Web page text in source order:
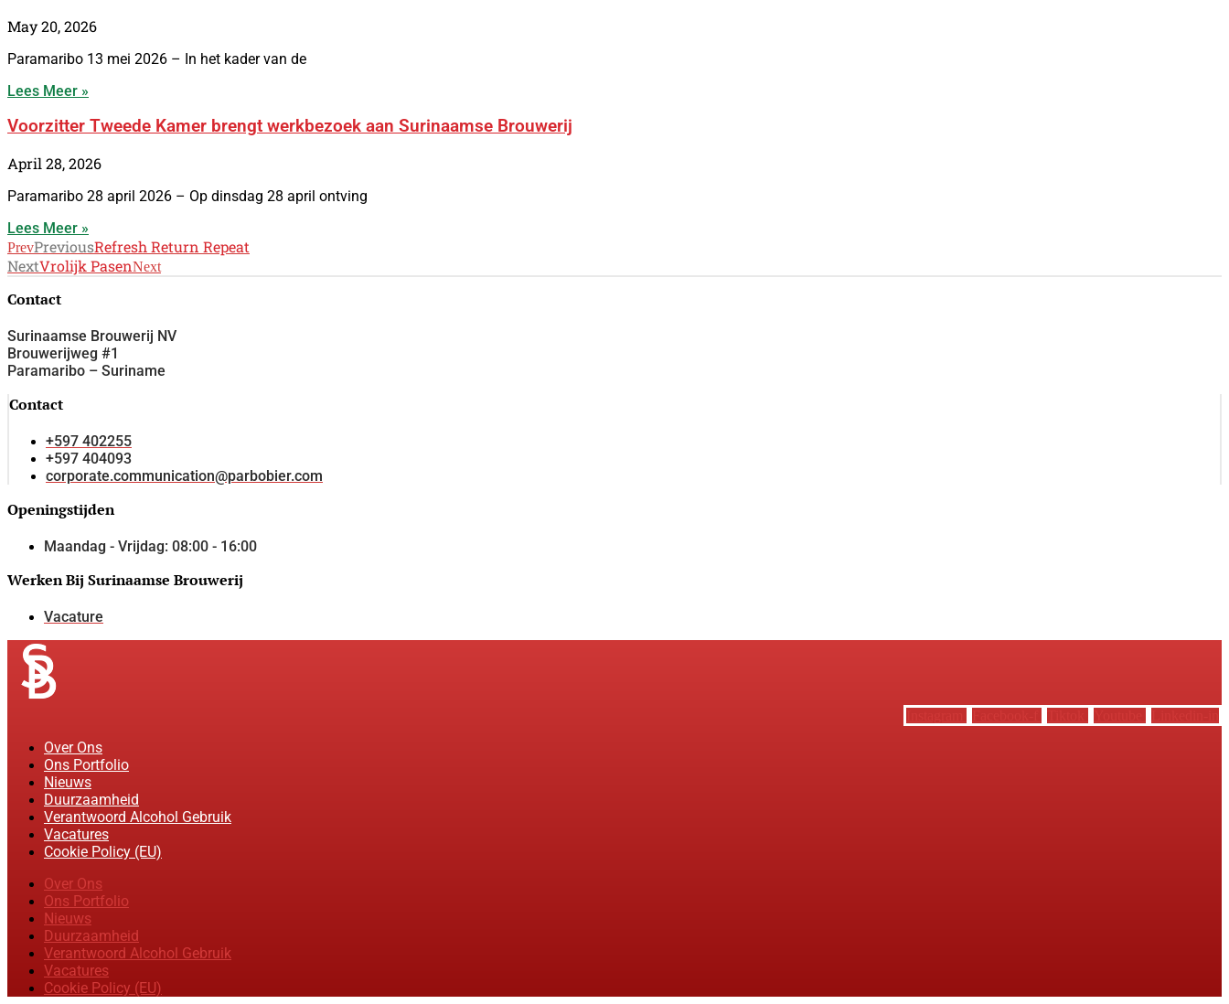
May 20, 2026
Paramaribo 13 mei 2026 – In het kader van de
Lees Meer »
Voorzitter Tweede Kamer brengt werkbezoek aan Surinaamse Brouwerij
April 28, 2026
Paramaribo 28 april 2026 – Op dinsdag 28 april ontving
Lees Meer »
PrevPreviousRefresh Return Repeat
NextVrolijk PasenNext
Contact
Surinaamse Brouwerij NV
Brouwerijweg #1
Paramaribo – Suriname
Contact
+597 402255
+597 404093
corporate.communication@parbobier.com
Openingstijden
Maandag - Vrijdag: 08:00 - 16:00
Werken Bij Surinaamse Brouwerij
Vacature
Over Ons
Ons Portfolio
Nieuws
Duurzaamheid
Verantwoord Alcohol Gebruik
Vacatures
Cookie Policy (EU)
Over Ons
Ons Portfolio
Nieuws
Duurzaamheid
Verantwoord Alcohol Gebruik
Vacatures
Cookie Policy (EU)